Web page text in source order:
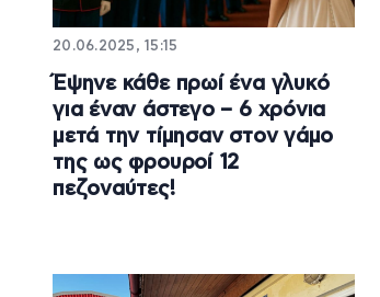
20.06.2025, 15:15
Έψηνε κάθε πρωί ένα γλυκό
για έναν άστεγο – 6 χρόνια
μετά την τίμησαν στον γάμο
της ως φρουροί 12
πεζοναύτες!